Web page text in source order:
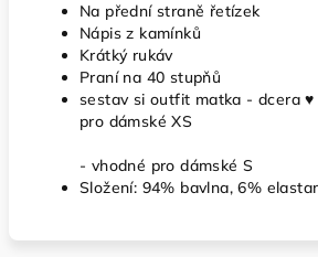
Na přední straně řetízek
Nápis z kamínků
Krátký rukáv
Praní na 40 stupňů
sestav si outfit matka - dcera
pro dámské XS
- vhodné pro dámské S
Složení: 94% bavlna, 6%